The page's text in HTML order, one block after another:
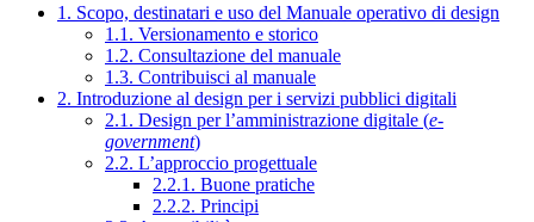
1. Scopo, destinatari e uso del Manuale operativo di design
1.1. Versionamento e storico
1.2. Consultazione del manuale
1.3. Contribuisci al manuale
2. Introduzione al design per i servizi pubblici digitali
2.1. Design per l’amministrazione digitale (e-
government)
2.2. L’approccio progettuale
2.2.1. Buone pratiche
2.2.2. Principi